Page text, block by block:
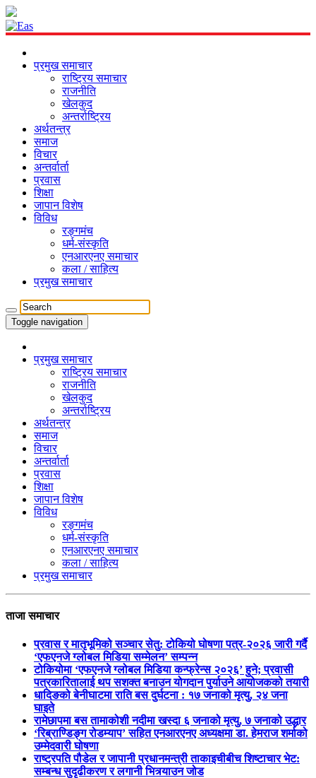
प्रमुख समाचार
राष्ट्रिय समाचार
राजनीति
खेलकुद
अन्तर्राष्ट्रिय
अर्थतन्त्र
समाज
विचार
अन्तर्वार्ता
प्रवास
शिक्षा
जापान विशेष
विविध
रङ्गमंच
धर्म-संस्कृति
एनआरएनए समाचार
कला / साहित्य
प्रमुख समाचार
Toggle navigation
प्रमुख समाचार
राष्ट्रिय समाचार
राजनीति
खेलकुद
अन्तर्राष्ट्रिय
अर्थतन्त्र
समाज
विचार
अन्तर्वार्ता
प्रवास
शिक्षा
जापान विशेष
विविध
रङ्गमंच
धर्म-संस्कृति
एनआरएनए समाचार
कला / साहित्य
प्रमुख समाचार
ताजा समाचार
प्रवास र मातृभूमिको सञ्चार सेतु: टोकियो घोषणा पत्र-२०२६ जारी गर्दै
‘एफएनजे ग्लोबल मिडिया सम्मेलन’ सम्पन्न
टोकियोमा ‘एफएनजे ग्लोबल मिडिया कन्फ्रेन्स २०२६’ हुने; प्रवासी
पत्रकारितालाई थप सशक्त बनाउन योगदान पुर्याउने आयोजकको तयारी
धादिङको बेनीघाटमा राति बस दुर्घटना : १७ जनाको मृत्यु, २४ जना
घाइते
रामेछापमा बस तामाकोशी नदीमा खस्दा ६ जनाको मृत्यु, ७ जनाको उद्धार
‘रिब्राण्डिङ्ग रोडम्याप’ सहित एनआरएनए अध्यक्षमा डा. हेमराज शर्माको
उम्मेदवारी घोषणा
राष्ट्रपति पौडेल र जापानी प्रधानमन्त्री ताकाइचीबीच शिष्टाचार भेट:
सम्बन्ध सुदृढीकरण र लगानी भित्र्याउन जोड